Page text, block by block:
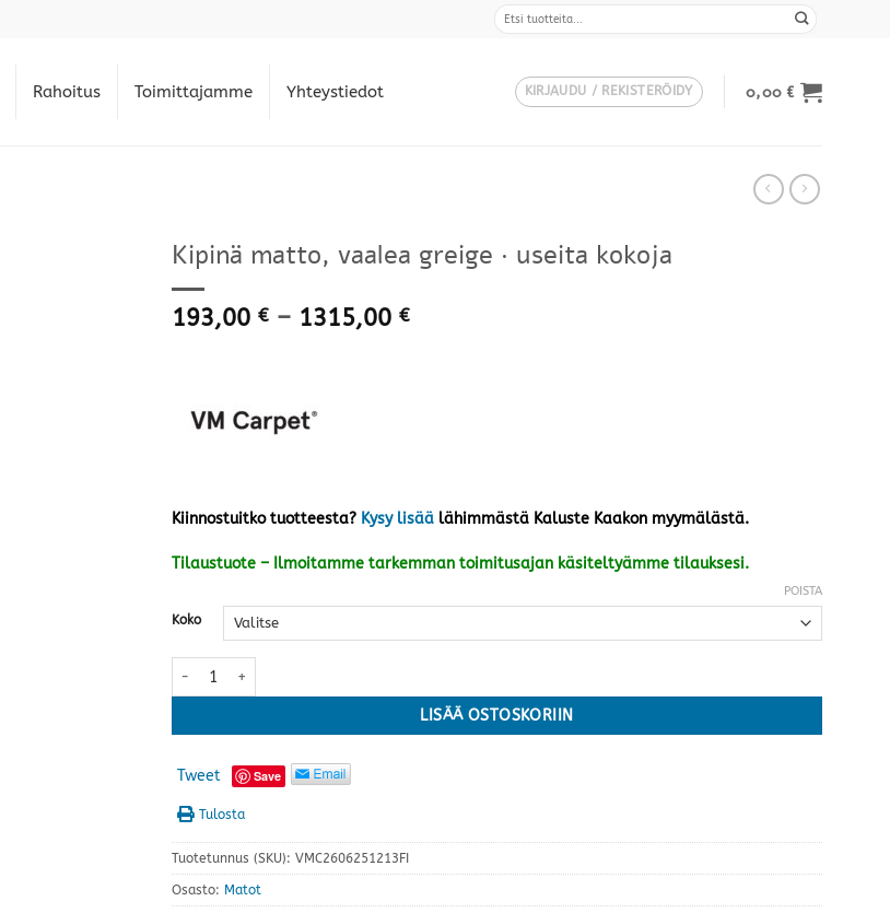
Rahoitus Toimittajamme Yhteystiedot KIRJAUDU / REKISTERÖIDY 0,00€
Kipinä matto, vaalea greige · useita kokoja
193,00 € – 1315,00 €Hintaluokka:
Kiinnostuitko tuotteesta? Kysy lisää lähimmästä Kaluste Kaakon myymälästä.
Tilaustuote – Ilmoitamme tarkemman toimitusajan käsiteltyämme tilauksesi.
Koko
POISTA
Kipinä matto, vaalea greige · useita kokoja määrä
LISÄÄ OSTOSKORIIN
Tweet Save
Tulosta
Tuotetunnus (SKU): VMC2606251213FI
Osasto: Matot